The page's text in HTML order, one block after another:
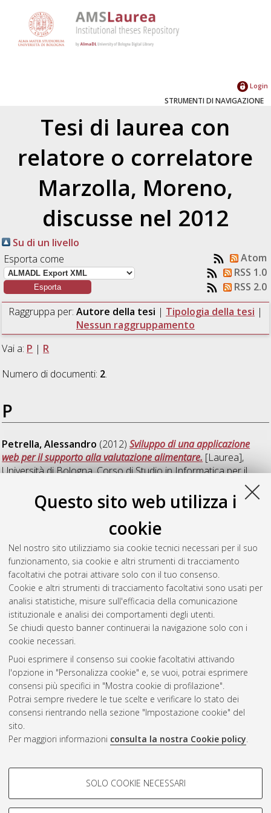
Questo sito web utilizza i
cookie
Nel nostro sito utilizziamo sia cookie tecnici necessari per il suo
funzionamento, sia cookie e altri strumenti di tracciamento
facoltativi che potrai attivare solo con il tuo consenso.
Cookie e altri strumenti di tracciamento facoltativi sono usati per
analisi statistiche, misure sull'efficacia della comunicazione
istituzionale e analisi dei comportamenti degli utenti.
Se chiudi questo banner continuerai la navigazione solo con i
cookie necessari.
Puoi esprimere il consenso sui cookie facoltativi attivando
l'opzione in "Personalizza cookie" e, se vuoi, potrai esprimere
consensi più specifici in "Mostra cookie di profilazione".
Potrai sempre rivedere le tue scelte e verificare lo stato dei
consensi rientrando nella sezione "Impostazione cookie" del
sito.
Per maggiori informazioni consulta la nostra Cookie policy.
COOKIE DI PROFILAZIONE -
Si tratta di cookie utilizzati per analizzare le caratteristiche della
SOLO COOKIE NECESSARI
Login
STRUMENTI DI NAVIGAZIONE
Tesi di laurea con
relatore o correlatore
Marzolla, Moreno,
discusse nel 2012
Su di un livello
Esporta come
Atom
RSS 1.0
RSS 2.0
Raggruppa per: Autore della tesi | Tipologia della tesi |
Nessun raggruppamento
Vai a: P | R
Numero di documenti: 2.
P
Petrella, Alessandro (2012)Sviluppo di una applicazione
web per il supporto alla valutazione alimentare. [Laurea],
Università di Bologna, Corso di Studio inInformatica per il
Rodriguez, Diego(2012)Sviluppo di un simulatore per la
propagazione del calore nei data center.[Laurea magistrale],
Università di Bologna, Corso di Studio inInformatica [LM-
DM270]
Questa lista e' stata generata ilFri Aug 7 10:44:17 2026 CEST
Atom
Rss 1.0
Rss 2.0
AMS Laurea
Impostazioni Cookie
Informativa sulla privacy
Condizioni d’uso del sito